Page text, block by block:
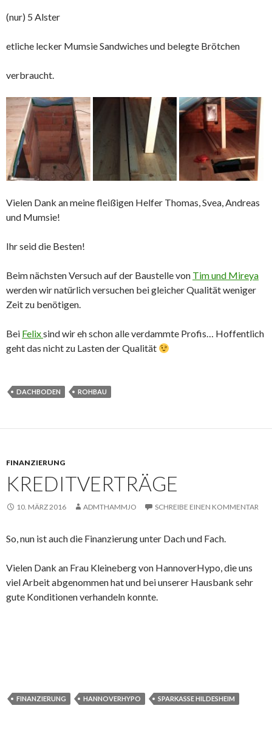
(nur) 5 Alster
etliche lecker Mumsie Sandwiches und belegte Brötchen
verbraucht.
Vielen Dank an meine fleißigen Helfer Thomas, Svea, Andreas
und Mumsie!
Ihr seid die Besten!
Beim nächsten Versuch auf der Baustelle von Tim und Mireya
werden wir natürlich versuchen bei gleicher Qualität weniger
Zeit zu benötigen.
Bei Felixsind wir eh schon alle verdammte Profis… Hoffentlich
geht das nicht zu Lasten der Qualität
DACHBODEN ROHBAU
FINANZIERUNG
KREDITVERTRÄGE
10. MÄRZ 2016 ADMTHAMMJO SCHREIBE EINEN KOMMENTAR
So, nun ist auch die Finanzierung unter Dach und Fach.
Vielen Dank an Frau Kleineberg von HannoverHypo, die uns
viel Arbeit abgenommen hat und bei unserer Hausbank sehr
gute Konditionen verhandeln konnte.
FINANZIERUNG HANNOVERHYPO SPARKASSE HILDESHEIM